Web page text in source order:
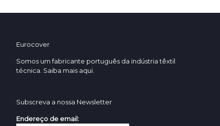
Eurocover
Somos um fabricante português da indústria têxtil
técnica. Saiba mais aqui.
Subscreva a nossa Newsletter
Endereço de email: